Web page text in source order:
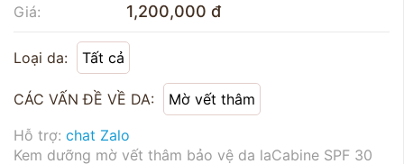
Giá: 1,200,000 đ
Loại da: Tất cả
CÁC VẤN ĐỀ VỀ DA:
Mờ vết thâm
Hỗ trợ: chat Zalo
Kem dưỡng mờ vết thâm bảo vệ da laCabine SPF 30